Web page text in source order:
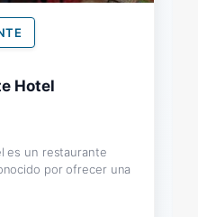
Hotel
es un restaurante
por ofrecer una